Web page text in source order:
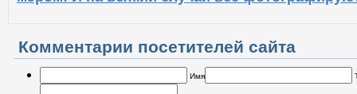
Комментарии посетителей сайта
Имя